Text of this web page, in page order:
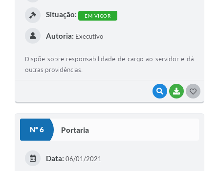
VISUALIZAR
BAIXAR
Situação: EM VIGOR
Autoria: Executivo
Dispõe sobre responsabilidade de cargo ao servidor e dá
outras providências.
Nº 6 Portaria
Data: 06/01/2021